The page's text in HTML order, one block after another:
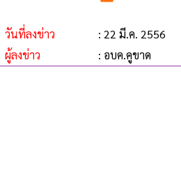
วันที่ลงข่าว
: 22 มี.ค. 2556
ผู้ลงข่าว
: อบค.คูขาด